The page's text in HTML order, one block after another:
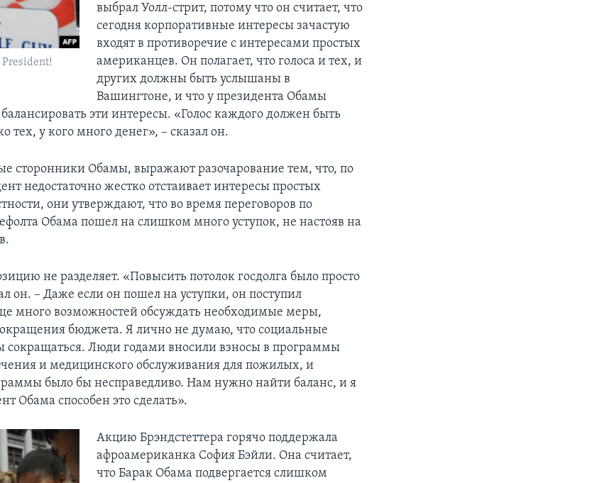
выбрал Уолл-стрит, потому что он считает, что
сегодня корпоративные интересы зачастую
входят в противоречие с интересами простых
американцев. Он полагает, что голоса и тех, и
других должны быть услышаны в
Вашингтоне, и что у президента Обамы
эти интересы. «Голос каждого должен быть
тех, у кого много денег», – сказал он.
сторонники Обамы, выражают разочарование тем, что, по
недостаточно жестко отстаивает интересы простых
они утверждают, что во время переговоров по
Обама пошел на слишком много уступок, не настояв на
не разделяет. «Повысить потолок госдолга было просто
он. – Даже если он пошел на уступки, он поступил
много возможностей обсуждать необходимые меры,
бюджета. Я лично не думаю, что социальные
Люди годами вносили взносы в программы
и медицинского обслуживания для пожилых, и
было бы несправедливо. Нам нужно найти баланс, и я
Обама способен это сделать».
Акцию Брэндстеттера горячо поддержала
афроамериканка София Бэйли. Она считает,
что Барак Обама подвергается слишком